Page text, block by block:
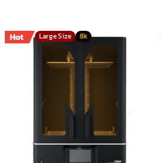
Hot Large Size 8k